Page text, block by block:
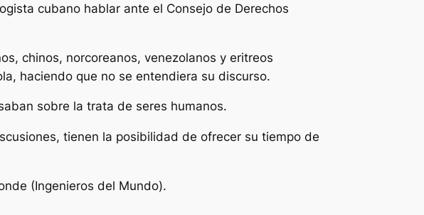
cubano hablar ante el Consejo de Derechos
chinos, norcoreanos, venezolanos y eritreos
haciendo que no se entendiera su discurso.
sobre la trata de seres humanos.
tienen la posibilidad de ofrecer su tiempo de
(Ingenieros del Mundo).